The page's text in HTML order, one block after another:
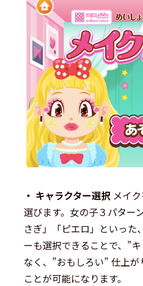
・ キャラクター選択 メイ
選びます。女の子３パター
さぎ」「ピエロ」といった
ーも選択できることで、”
なく、”おもしろい” 仕上
ことが可能になります。